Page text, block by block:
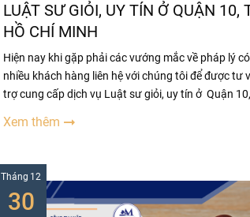
LUẬT SƯ GIỎI, UY TÍN Ở QUẬN 10,
HỒ CHÍ MINH
Hiện nay khi gặp phải các vướng mắc về pháp lý
nhiều khách hàng liên hệ với chúng tôi để được tư
trợ cung cấp dịch vụ Luật sư giỏi, uy tín ở Quận
không tránh khỏi những thắc mắc như:
Xem thêm
Tháng 12
30